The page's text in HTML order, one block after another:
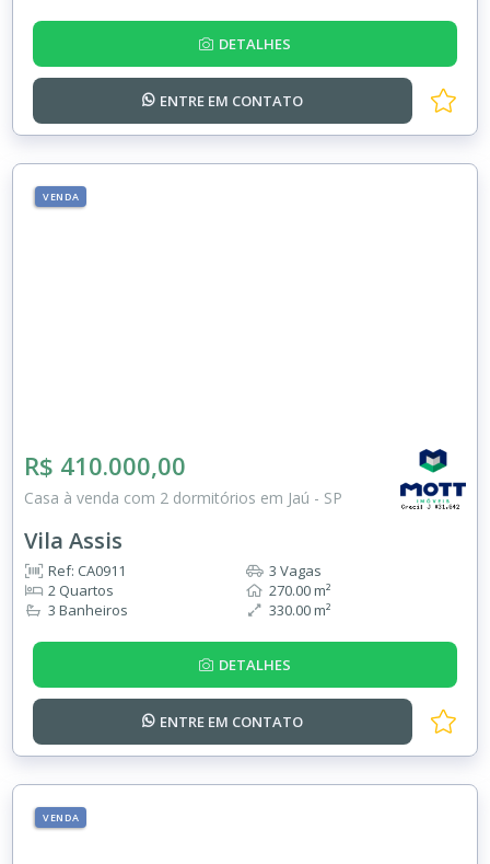
DETALHES
ENTRE EM CONTATO
VENDA
R$ 410.000,00
Casa à venda com 2 dormitórios em Jaú - SP
Vila Assis
Ref: CA0911
2 Quartos
3 Banheiros
3 Vagas
270.00 m²
330.00 m²
DETALHES
ENTRE EM CONTATO
VENDA